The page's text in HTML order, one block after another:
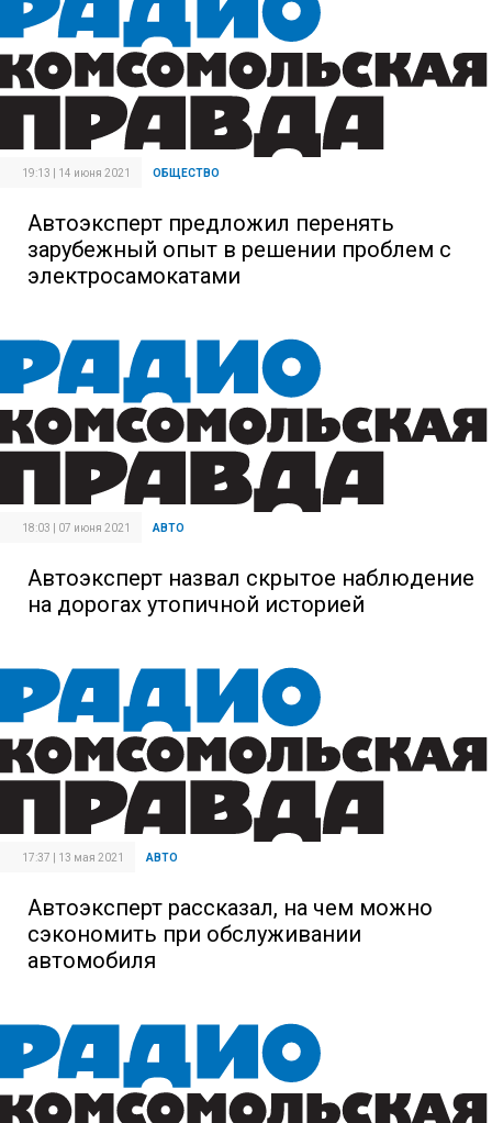
19:13 | 14 июня 2021 ОБЩЕСТВО
Автоэксперт предложил перенять
зарубежный опыт в решении проблем с
электросамокатами
18:03 | 07 июня 2021 АВТО
Автоэксперт назвал скрытое наблюдение
на дорогах утопичной историей
17:37 | 13 мая 2021 АВТО
Автоэксперт рассказал, на чем можно
сэкономить при обслуживании
автомобиля